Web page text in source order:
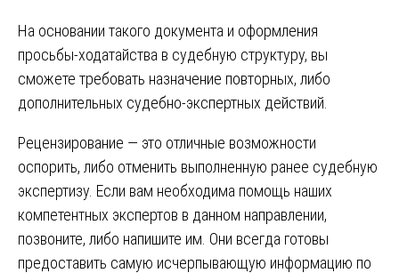
На основании такого документа и оформления
просьбы-ходатайства в судебную структуру, вы
сможете требовать назначение повторных, либо
дополнительных судебно-экспертных действий.
Рецензирование — это отличные возможности
оспорить, либо отменить выполненную ранее судебную
экспертизу. Если вам необходима помощь наших
компетентных экспертов в данном направлении,
позвоните, либо напишите им. Они всегда готовы
предоставить самую исчерпывающую информацию по